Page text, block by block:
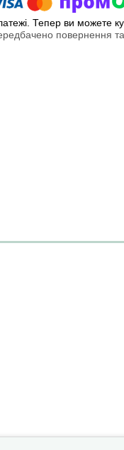
Тепер ви можете
повернення та